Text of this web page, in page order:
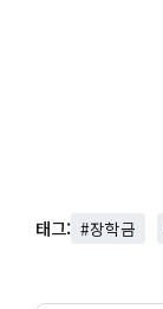
태그: #장학금